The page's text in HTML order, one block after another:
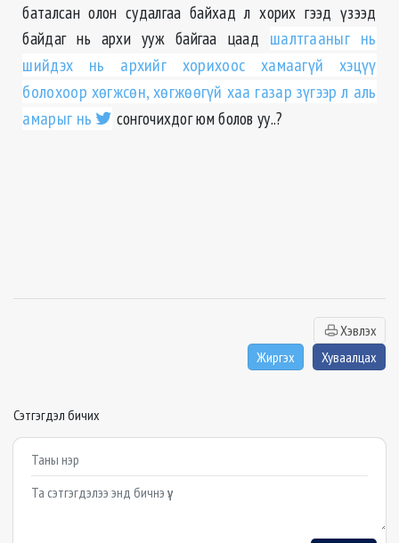
баталсан олон судалгаа байхад л хорих гээд үзээд
байдаг нь архи ууж байгаа цаад шалтгааныг нь
шийдэх нь архийг хорихоос хамаагүй хэцүү
болохоор хѳгжсѳн, хѳгжѳѳгүй хаа газар зүгээр л аль
амарыг нь
сонгочихдог юм болов уу..?
Хэвлэх
Жиргэх
Хуваалцах
Сэтгэгдэл бичих
Example textarea